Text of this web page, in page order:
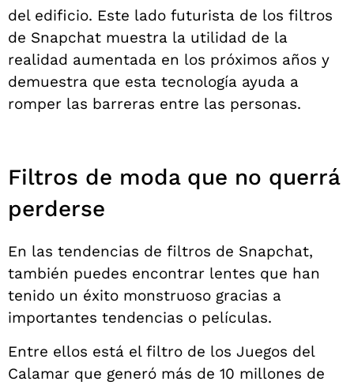
del edificio. Este lado futurista de los filtros
de Snapchat muestra la utilidad de la
realidad aumentada en los próximos años y
demuestra que esta tecnología ayuda a
romper las barreras entre las personas.
Filtros de moda que no querrá
perderse
En las tendencias de filtros de Snapchat,
también puedes encontrar lentes que han
tenido un éxito monstruoso gracias a
importantes tendencias o películas.
Entre ellos está el filtro de los Juegos del
Calamar que generó más de 10 millones de